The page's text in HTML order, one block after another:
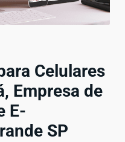
Celulares
Empresa de
E-
SP